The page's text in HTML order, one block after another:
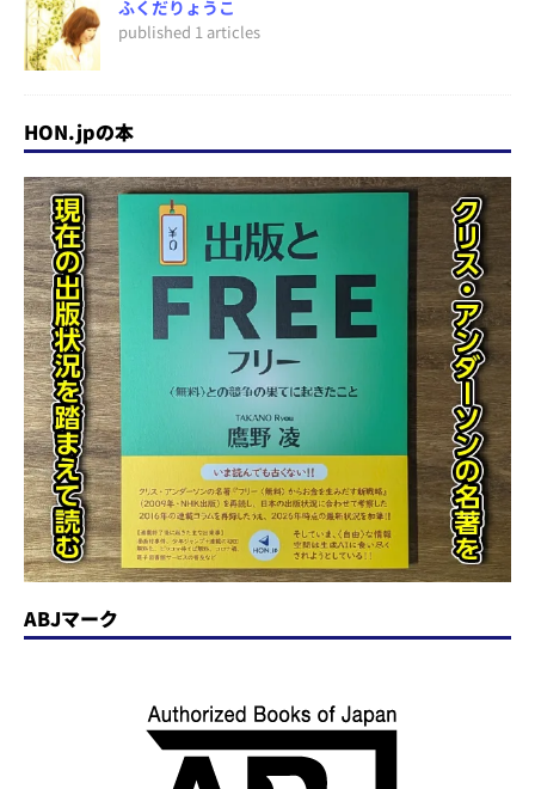
ふくだりょうこ
published 1 articles
HON.jpの本
ABJマーク